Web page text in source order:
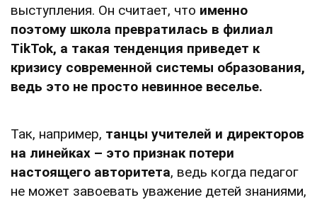
выступления. Он считает, что именно
поэтому школа превратилась в филиал
TikTok, а такая тенденция приведет к
кризису современной системы образования,
ведь это не просто невинное веселье.
Так, например, танцы учителей и директоров
на линейках – это признак потери
настоящего авторитета, ведь когда педагог
не может завоевать уважение детей знаниями,